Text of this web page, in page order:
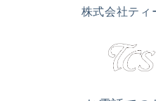
株式会社ティ